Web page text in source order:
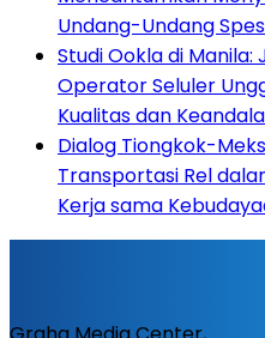
Undang-Undang
Studi Ookla di Manila:
Operator Seluler
Kualitas dan
Dialog Tiongkok-
Transportasi Rel
Kerja sama